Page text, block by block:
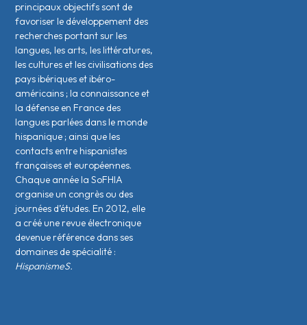
principaux objectifs sont de
favoriser le développement des
recherches portant sur les
langues, les arts, les littératures,
les cultures et les civilisations des
pays ibériques et ibéro-
américains ; la connaissance et
la défense en France des
langues parlées dans le monde
hispanique ; ainsi que les
contacts entre hispanistes
français·es et européen·nes.
Chaque année la SoFHIA
organise un congrès ou des
journées d’études. En 2012, elle
a créé une revue électronique
devenue référence dans ses
domaines de spécialité :
HispanismeS.